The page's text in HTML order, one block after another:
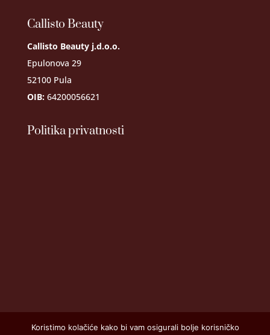
Callisto Beauty
Callisto Beauty j.d.o.o.
Epulonova 29
52100 Pula
OIB:64200056621
Politika privatnosti
Koristimo kolačiće kako bi vam osigurali bolje korisničko